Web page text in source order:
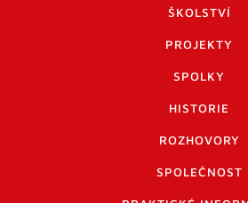
ŠKOLSTVÍ
PROJEKTY
SPOLKY
HISTORIE
ROZHOVORY
SPOLEČNOST